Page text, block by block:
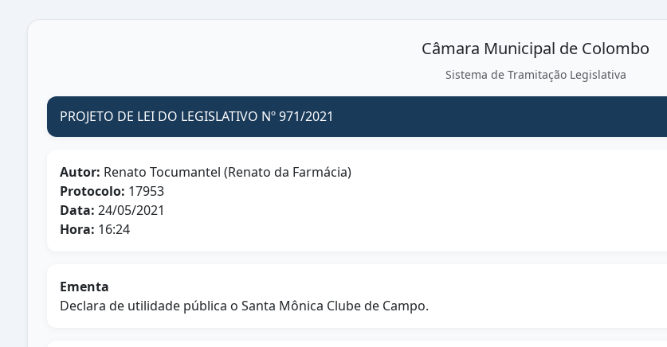
Câmara Municipal de Colombo
Sistema de Tramitação Legislativa
PROJETO DE LEI DO LEGISLATIVO Nº 971/2021
Autor: Renato Tocumantel (Renato da Farmácia)
Protocolo: 17953
Data: 24/05/2021
Hora: 16:24
Ementa
Declara de utilidade pública o Santa Mônica Clube de Campo.